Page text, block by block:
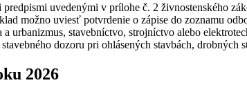
uvedenými v prílohe č. 2 živnostenského
možno uviesť potvrdenie o zápise do zoznamu
stavebníctvo, strojníctvo alebo
dozoru pri ohlásených stavbách, drobných
2026